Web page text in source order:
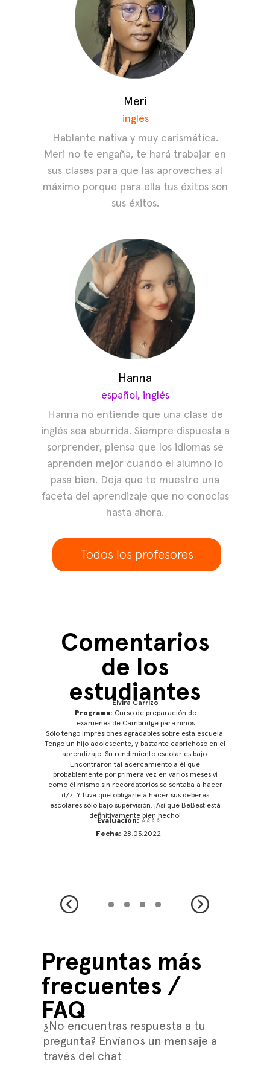
Todos los profesores
Hanna no entiende que una clase de
inglés sea aburrida. Siempre dispuesta a
sorprender, piensa que los idiomas se
aprenden mejor cuando el alumno lo
pasa bien. Deja que te muestre una
faceta del aprendizaje que no conocías
hasta ahora.
Hanna
español, inglés
Hablante nativa y muy carismática.
Meri no te engaña, te hará trabajar en
sus clases para que las aproveches al
máximo porque para ella tus éxitos son
sus éxitos.
Meri
inglés
Comentarios
de los
estudiantes
Elvira Carrizo
Sólo tengo impresiones agradables sobre esta escuela.
Tengo un hijo adolescente, y bastante caprichoso en el
aprendizaje. Su rendimiento escolar es bajo.
Encontraron tal acercamiento a él que
probablemente por primera vez en varios meses vi
como él mismo sin recordatorios se sentaba a hacer
d/z. Y tuve que obligarle a hacer sus deberes
escolares sólo bajo supervisión. ¡Así que BeBest está
definitivamente bien hecho!
Evaluación: ⭐️⭐️⭐️⭐️
Programa: Curso de preparación de
exámenes de Cambridge para niños
Fecha: 28.03.2022
Preguntas más
frecuentes /
FAQ
¿No encuentras respuesta a tu
pregunta? Envíanos un mensaje a
través del chat